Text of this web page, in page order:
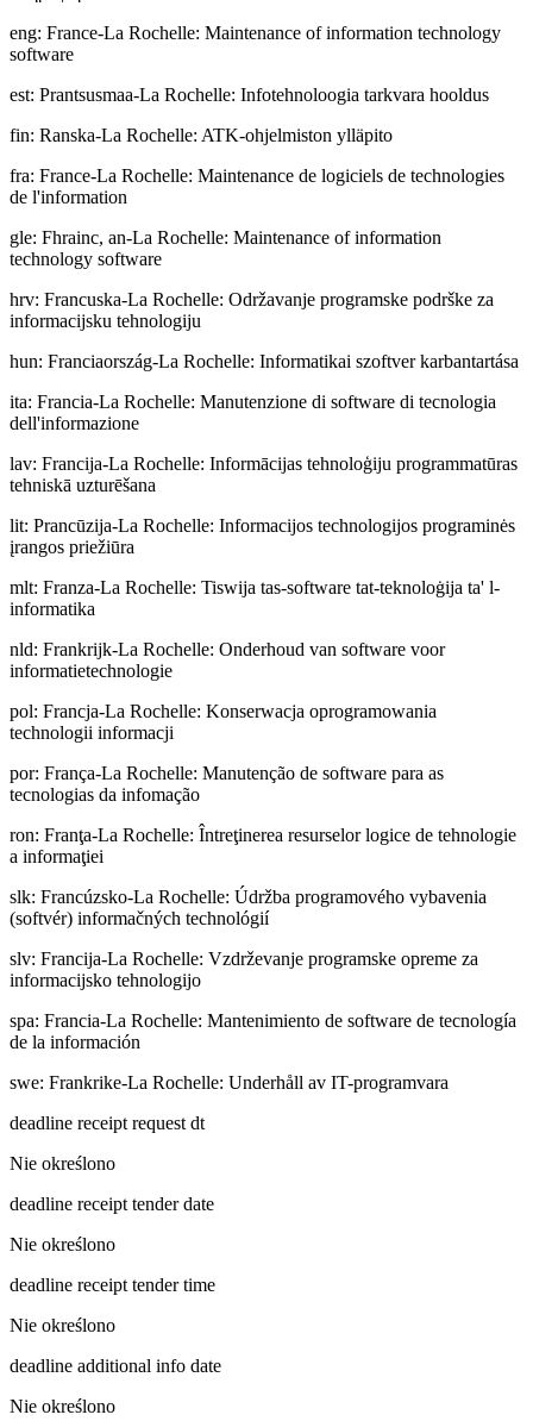
eng: France-La Rochelle: Maintenance of information technology
software
est: Prantsusmaa-La Rochelle: Infotehnoloogia tarkvara hooldus
fin: Ranska-La Rochelle: ATK-ohjelmiston ylläpito
fra: France-La Rochelle: Maintenance de logiciels de technologies
de l'information
gle: Fhrainc, an-La Rochelle: Maintenance of information
technology software
hrv: Francuska-La Rochelle: Održavanje programske podrške za
informacijsku tehnologiju
hun: Franciaország-La Rochelle: Informatikai szoftver karbantartása
ita: Francia-La Rochelle: Manutenzione di software di tecnologia
dell'informazione
lav: Francija-La Rochelle: Informācijas tehnoloģiju programmatūras
tehniskā uzturēšana
lit: Prancūzija-La Rochelle: Informacijos technologijos programinės
įrangos priežiūra
mlt: Franza-La Rochelle: Tiswija tas-software tat-teknoloġija ta' l-
informatika
nld: Frankrijk-La Rochelle: Onderhoud van software voor
informatietechnologie
pol: Francja-La Rochelle: Konserwacja oprogramowania
technologii informacji
por: França-La Rochelle: Manutenção de software para as
tecnologias da infomação
ron: Franţa-La Rochelle: Întreţinerea resurselor logice de tehnologie
a informaţiei
slk: Francúzsko-La Rochelle: Údržba programového vybavenia
(softvér) informačných technológií
slv: Francija-La Rochelle: Vzdrževanje programske opreme za
informacijsko tehnologijo
spa: Francia-La Rochelle: Mantenimiento de software de tecnología
de la información
swe: Frankrike-La Rochelle: Underhåll av IT-programvara
deadline receipt request dt
Nie określono
deadline receipt tender date
Nie określono
deadline receipt tender time
Nie określono
deadline additional info date
Nie określono